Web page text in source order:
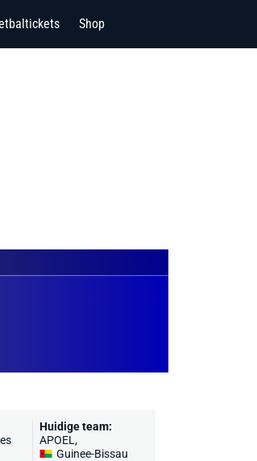
Shop
Huidige team:
APOEL ,
Guinee-Bissau